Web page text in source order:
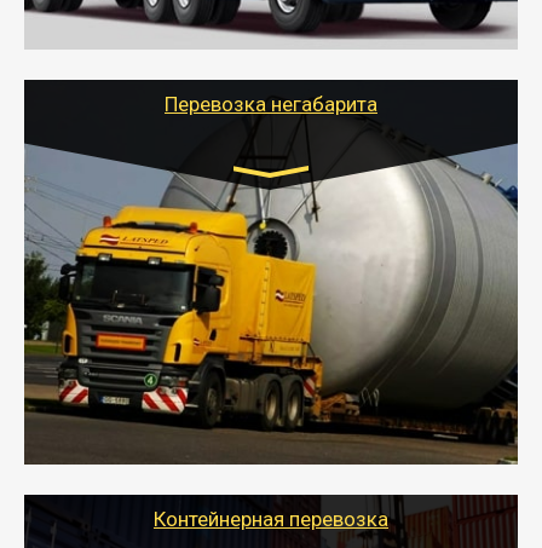
- Тайгер Логистик поможет быстро перевезти
скоропортящиеся продукты в любой город России с
Перевозка негабарита
Цена за км. Рассчитывается
индивидуально
- Перевозка техники и негабаритных грузов
осуществляется после получения разрешения на
перевозку (обычно 7-14 дней).
- Тайгер Логистик в короткие сроки поможет вам
качественно и безопасно перевезти негабаритные
грузы по всей России тралом, манипулятором и
другим транспортом и подобрать оптимальный
Контейнерная перевозка